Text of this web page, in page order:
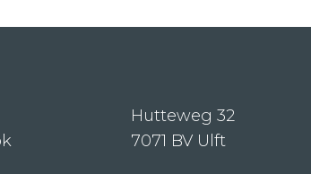
Hutteweg 32
7071 BV Ulft